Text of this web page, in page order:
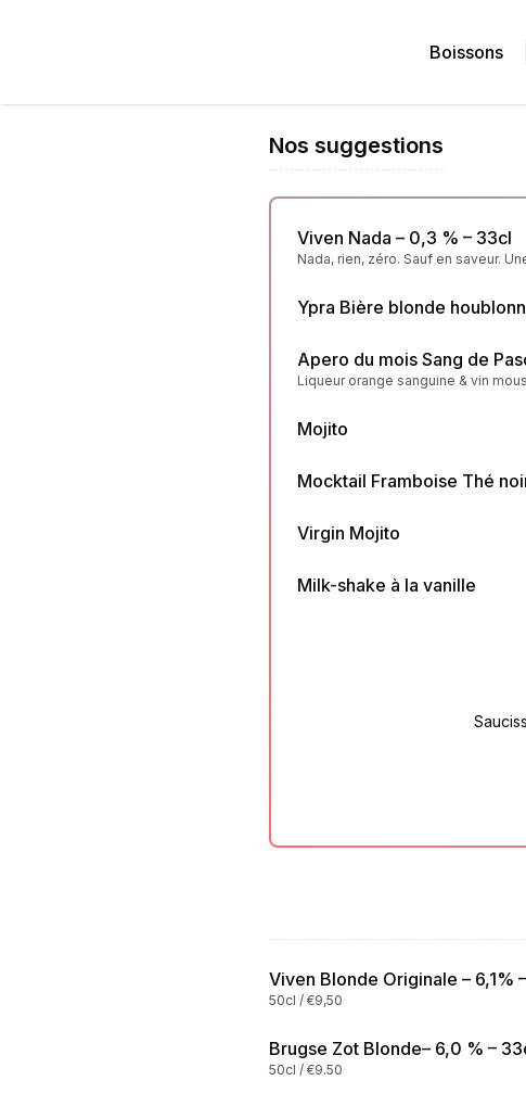
Boissons
Nos suggestions
Viven Nada – 0,3 % – 33cl
Nada, rien, zéro. Sauf en saveur.
Ypra Bière blonde
Apero du mois Sang de
Liqueur orange sanguine & vin
Mojito
Mocktail Framboise Thé
Virgin Mojito
Milk-shake à la vanille
Viven Blonde Originale – 6,1%
50cl / €9,50
Brugse Zot Blonde– 6,0 % –
50cl / €9.50